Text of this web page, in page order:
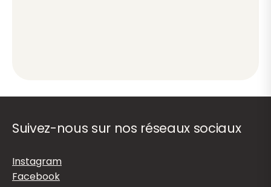
Suivez-nous sur nos réseaux sociaux
Instagram
Facebook